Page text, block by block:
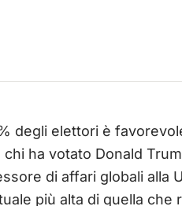
degli elettori è
ha votato Donald
di affari globali alla
più alta di quella